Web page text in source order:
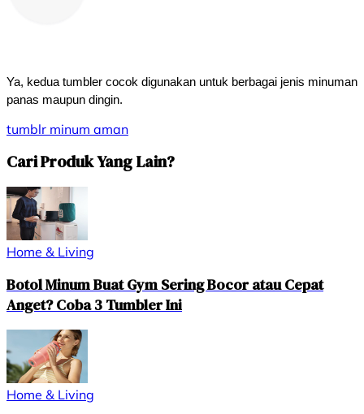
Ya, kedua tumbler cocok digunakan untuk berbagai jenis minuman
panas maupun dingin.
tumblr minum aman
Cari Produk Yang Lain?
Home & Living
Botol Minum Buat Gym Sering Bocor atau Cepat
Anget? Coba 3 Tumbler Ini
Home & Living